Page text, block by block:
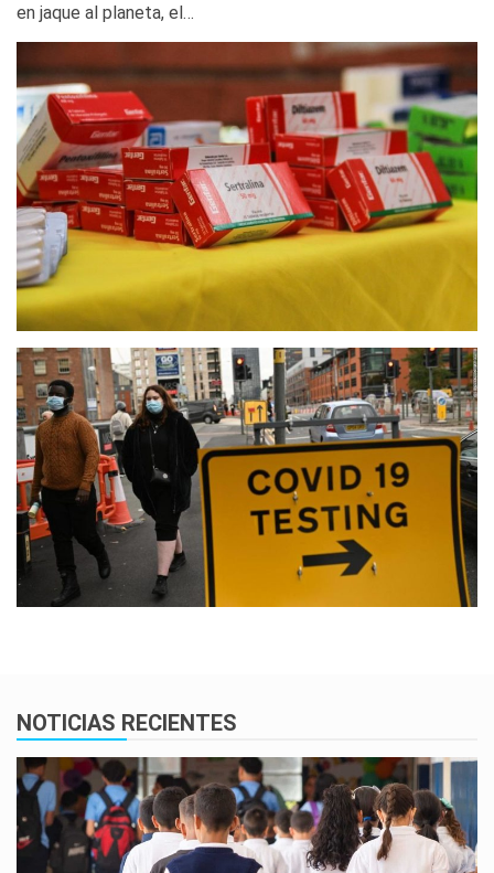
en jaque al planeta, el…
NOTICIAS RECIENTES